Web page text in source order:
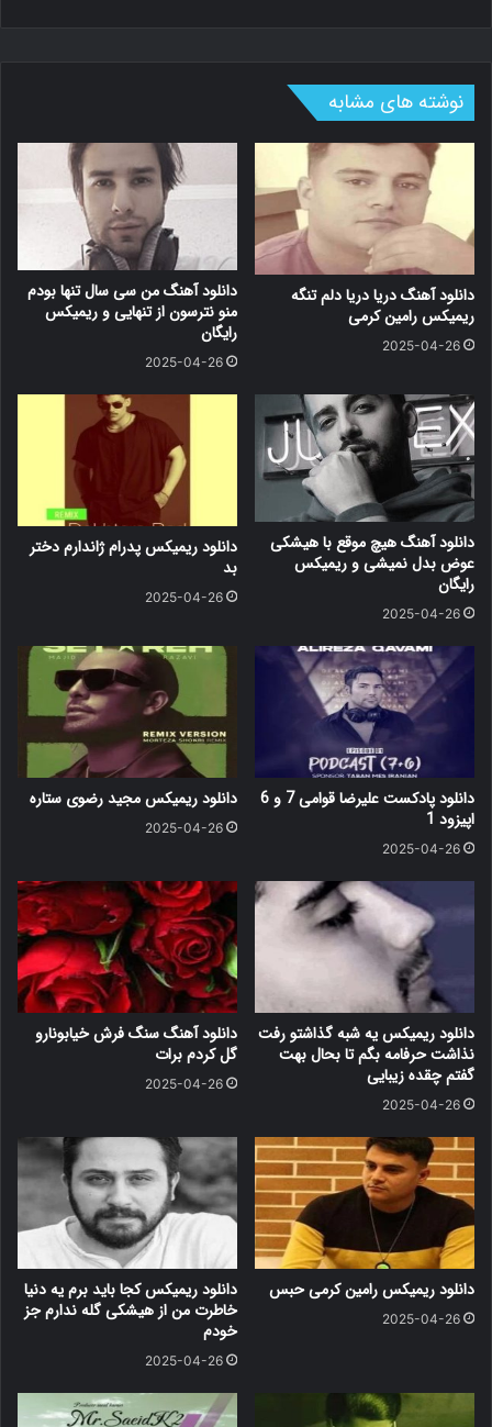
نوشته های مشابه
دانلود آهنگ دریا دریا دلم تنگه
ریمیکس رامین کرمی
2025-04-26
دانلود آهنگ من سی سال تنها بودم
منو نترسون از تنهایی و ریمیکس
رایگان
2025-04-26
دانلود آهنگ هیچ موقع با هیشکی
عوض بدل نمیشی و ریمیکس
رایگان
2025-04-26
دانلود ریمیکس پدرام ژاندارم دختر
بد
2025-04-26
دانلود پادکست علیرضا قوامی 7 و 6
اپیزود 1
2025-04-26
دانلود ریمیکس مجید رضوی ستاره
2025-04-26
دانلود ریمیکس یه شبه گذاشتو رفت
نذاشت حرفامه بگم تا بحال بهت
گفتم چقده زیبایی
2025-04-26
دانلود آهنگ سنگ فرش خیابونارو
گل کردم برات
2025-04-26
دانلود ریمیکس رامین کرمی حبس
2025-04-26
دانلود ریمیکس کجا باید برم یه دنیا
خاطرت من از هیشکی گله ندارم جز
خودم
2025-04-26